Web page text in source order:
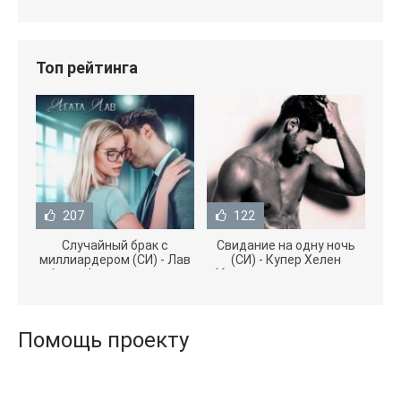
Топ рейтинга
207
Случайный брак с
миллиардером (СИ) - Лав
Агата (полная версия
122
Свидание на одну ночь
(СИ) - Купер Хелен
(бесплатные серии книг
Помощь проекту